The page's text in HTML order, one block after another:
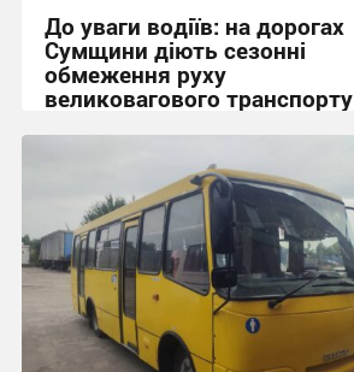
До уваги водіїв: на дорогах
Сумщини діють сезонні
обмеження руху
великовагового транспорту